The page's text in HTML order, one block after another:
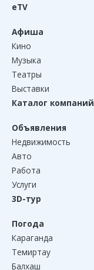
eTV
Афиша
Кино
Музыка
Театры
Выставки
Каталог компаний
Объявления
Недвижимость
Авто
Работа
Услуги
3D-тур
Погода
Караганда
Темиртау
Балхаш